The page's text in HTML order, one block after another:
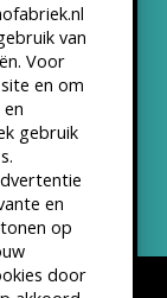
van
Voor
en om
gebruik
en
op
door